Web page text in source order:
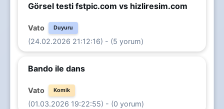
Görsel testi fstpic.com vs hizliresim.com
Vato Duyuru
(24.02.2026 21:12:16) - (5 yorum)
Bando ile dans
Vato Komik
(01.03.2026 19:22:55) - (0 yorum)